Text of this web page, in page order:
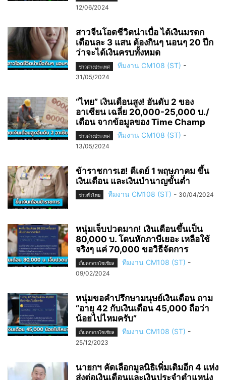
12/06/2024
สาวจีนโอดชีวิตน่าเบื่อ ได้เงินมรดก
เดือนละ 3 แสน ต้องกินๆ นอนๆ 20 ปีก
ว่าจะได้เงินครบทั้งหมด
ข่าวต่างประเทศ ทีมงาน CM108 (ST) -
31/05/2024
“ไทย” เงินเดือนสูง! อันดับ 2 ของ
อาเซียน เฉลี่ย 20,000-25,000 บ./
เดือน จากข้อมูลของ Time Champ
ข่าวต่างประเทศ ทีมงาน CM108 (ST) -
13/05/2024
ข้าราชการเฮ! ดีเดย์ 1 พฤษภาคม ขึ้น
เงินเดือน และเงินบำนาญขั้นต่ำ
ข่าวทั่วไทย ทีมงาน CM108 (ST) - 30/04/2024
หนุ่มเจ็บปวดมาก! เงินเดือนขึ้นเป็น
80,000 บ. โดนหักภาษีเยอะ เหลือใช้
จริงๆ แค่ 70,000 ขอวิธีจัดการ
เก็บตกจากโซเชียล ทีมงาน CM108 (ST) -
09/02/2024
หนุ่มขอคำปรึกษามนุษย์เงินเดือน ถาม
“อายุ 42 กับเงินเดือน 45,000 ถือว่า
น้อยไปไหมครับ”
เก็บตกจากโซเชียล ทีมงาน CM108 (ST) -
25/12/2023
นายกฯ คัดเลือกมูลนิธิเพิ่มเติมอีก 4 แห่ง
ส่งต่อเงินเดือนและเงินประจำตำแหน่ง